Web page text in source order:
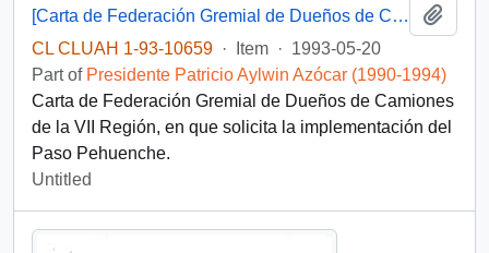
[Carta de Federación Gremial de Dueños de Camiones de la VII Región]
CL CLUAH 1-93-10659 · Item · 1993-05-20
Part of Presidente Patricio Aylwin Azócar (1990-1994)
Carta de Federación Gremial de Dueños de Camiones
de la VII Región, en que solicita la implementación del
Paso Pehuenche.
Untitled